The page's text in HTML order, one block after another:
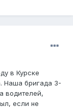
в Курске
Наша бригада 3-
водителей,
если не